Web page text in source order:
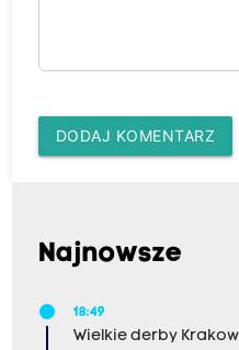
DODAJ KOMENTARZ
Najnowsze
18:49
Wielkie derby